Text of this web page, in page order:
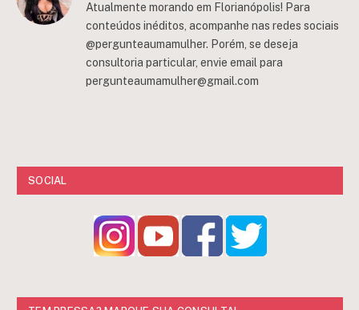
Atualmente morando em Florianópolis! Para
conteúdos inéditos, acompanhe nas redes sociais
@pergunteaumamulher. Porém, se deseja
consultoria particular, envie email para
pergunteaumamulher@gmail.com
SOCIAL